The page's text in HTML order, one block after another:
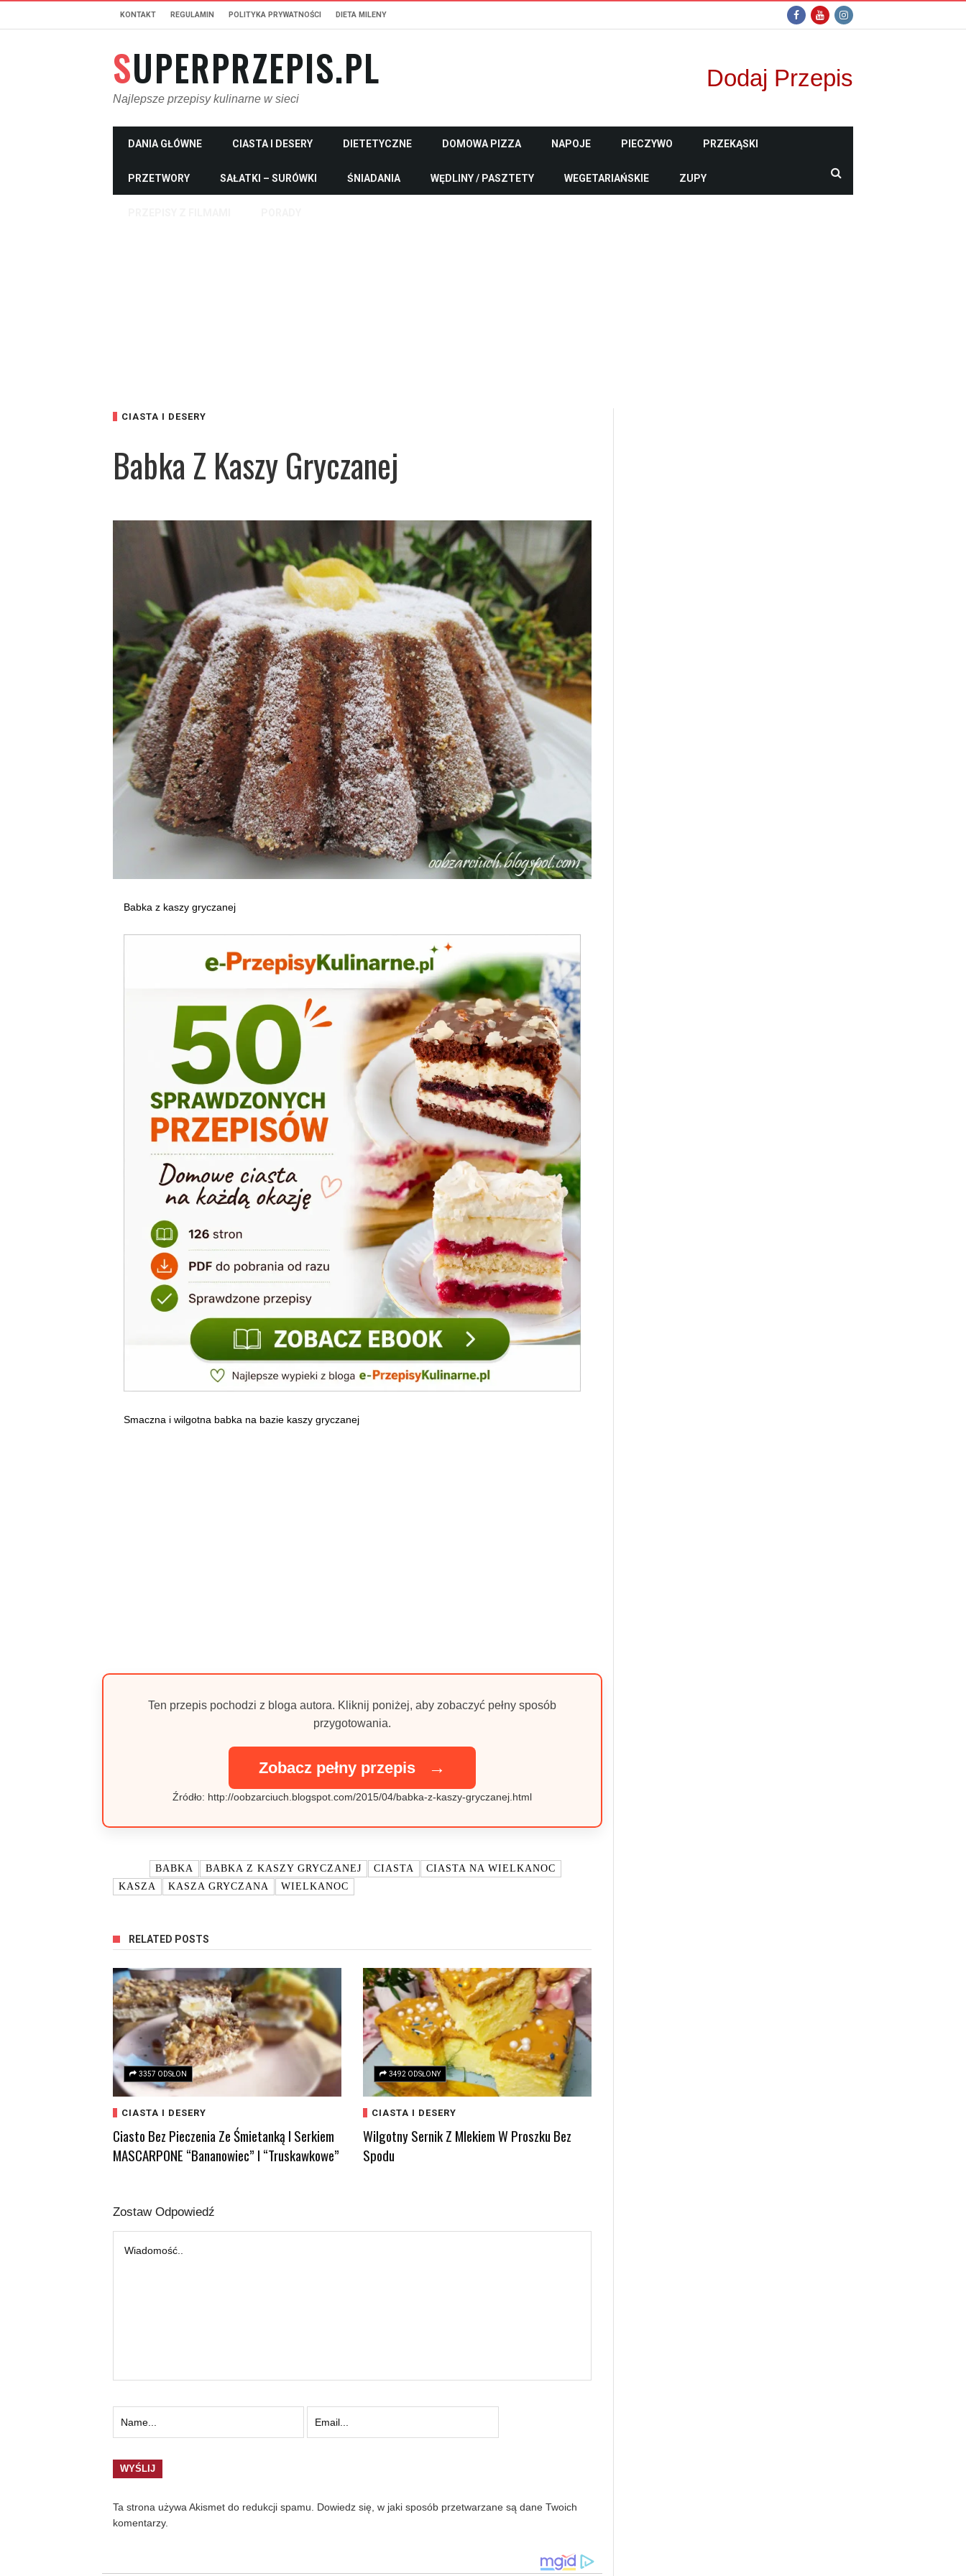
KONTAKT REGULAMIN POLITYKA PRYWATNOŚCI DIETA MILENY
SUPERPRZEPIS.PL
Najlepsze przepisy kulinarne w sieci
Dodaj Przepis
DANIA GŁÓWNE CIASTA I DESERY DIETETYCZNE DOMOWA PIZZA NAPOJE PIECZYWO PRZEKĄSKI
PRZETWORY SAŁATKI – SURÓWKI ŚNIADANIA WĘDLINY / PASZTETY WEGETARIAŃSKIE ZUPY
CIASTA I DESERY
Babka Z Kaszy Gryczanej
Babka z kaszy gryczanej
Smaczna i wilgotna babka na bazie kaszy gryczanej
Ten przepis pochodzi z bloga autora. Kliknij poniżej, aby zobaczyć pełny sposób
przygotowania.
Zobacz pełny przepis →
Źródło: http://oobzarciuch.blogspot.com/2015/04/babka-z-kaszy-gryczanej.html
BABKA BABKA Z KASZY GRYCZANEJ CIASTA
CIASTA NA WIELKANOC
KASZA
KASZA GRYCZANA WIELKANOC
RELATED POSTS
3357 ODSŁON
CIASTA I DESERY
Ciasto Bez Pieczenia Ze Śmietanką I Serkiem
MASCARPONE “bananowiec” I “truskawkowe”
3492 ODSŁONY
CIASTA I DESERY
Wilgotny Sernik Z Mlekiem W Proszku Bez
Spodu
Zostaw Odpowiedź
Ta strona używa Akismet do redukcji spamu. Dowiedz się, w jaki sposób przetwarzane są dane Twoich
komentarzy.